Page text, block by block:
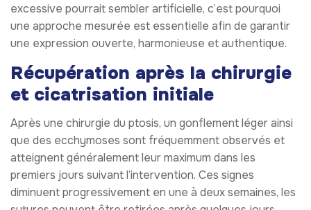
excessive pourrait sembler artificielle, c’est pourquoi
une approche mesurée est essentielle afin de garantir
une expression ouverte, harmonieuse et authentique.
Récupération après la chirurgie
et cicatrisation initiale
Après une chirurgie du ptosis, un gonflement léger ainsi
que des ecchymoses sont fréquemment observés et
atteignent généralement leur maximum dans les
premiers jours suivant l’intervention. Ces signes
diminuent progressivement en une à deux semaines, les